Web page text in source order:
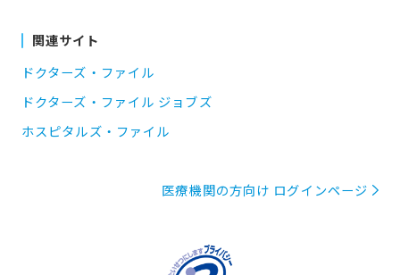
関連サイト
ドクターズ・ファイル
ドクターズ・ファイル ジョブズ
ホスピタルズ・ファイル
医療機関の方向け ログインページ